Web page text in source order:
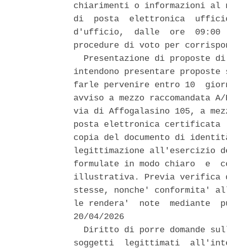
chiarimenti o informazioni al
di  posta  elettronica
d'ufficio,  dalle  ore  09:00
procedure di voto per
Presentazione di proposte
intendono presentare
farle pervenire entro 10
avviso a mezzo raccomandata
via di Affogalasino 105, a
posta elettronica certificata
copia del documento di
legittimazione all'esercizio
formulate in modo chiaro  e
illustrativa. Previa verifica
stesse, nonche' conformita'
le rendera'  note  mediante
20/04/2026
Diritto di porre domande
soggetti  legittimati